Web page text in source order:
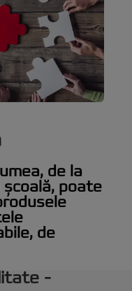
de la
școală, poate
de
-